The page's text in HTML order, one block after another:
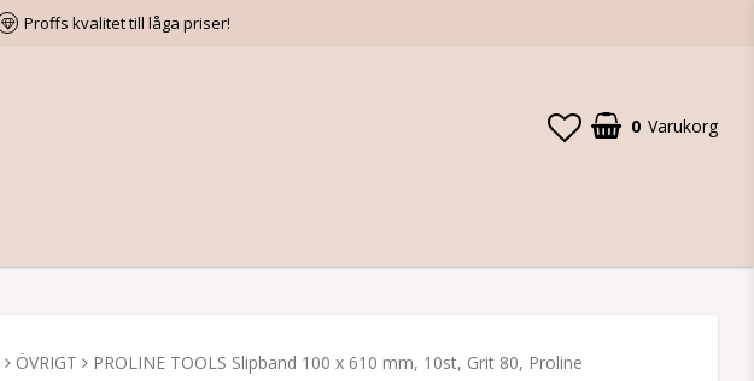
Proffs kvalitet till låga priser!
0 Varukorg
ÖVRIGT PROLINE TOOLS Slipband 100 x 610 mm, 10st, Grit 80, Proline